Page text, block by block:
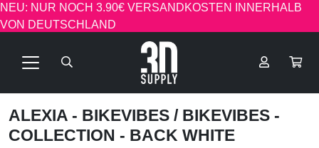
NEU: NUR NOCH 3.90€ VERSANDKOSTEN INNERHALB
VON DEUTSCHLAND
ALEXIA - BIKEVIBES / BIKEVIBES -
COLLECTION - BACK WHITE